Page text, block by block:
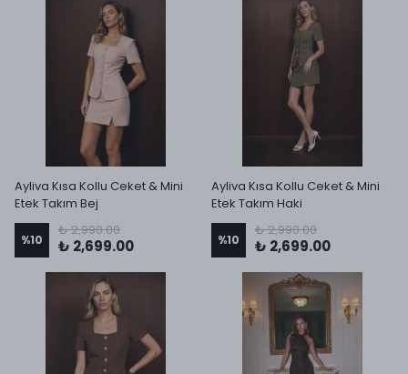
Ayliva Kısa Kollu Ceket & Mini
Etek Takım Bej
%10
₺ 2,990.00
₺ 2,699.00
Ayliva Kısa Kollu Ceket & Mini
Etek Takım Haki
%10
₺ 2,990.00
₺ 2,699.00